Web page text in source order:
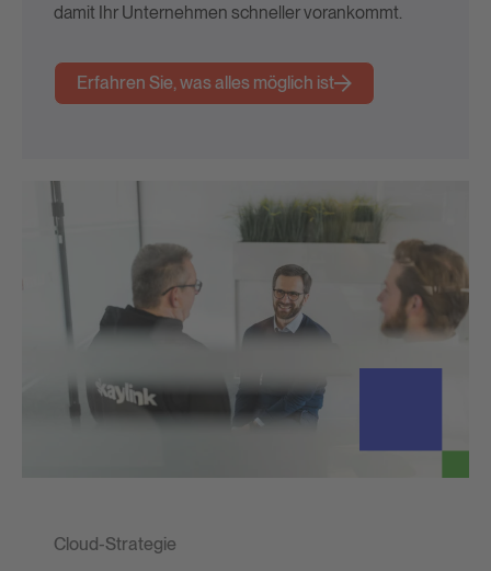
damit Ihr Unternehmen schneller vorankommt.
Erfahren Sie, was alles möglich ist
Cloud-Strategie